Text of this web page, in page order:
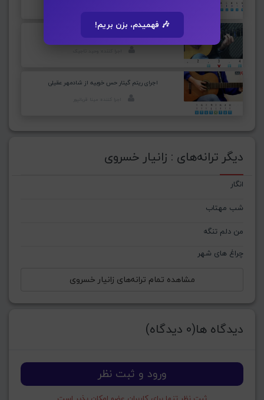
🎶 فهمیدم، بزن بریم!
اجرای ریتم گیتار حس خوبیه از شادمهر عقیلی
دیگر ترانه‌های : زانیار خسروی
انگار
شب مهتاب
من دلم تنگه
چراغ های شهر
مشاهده تمام ترانه‌های زانیار خسروی
دیدگاه ها(0 دیدگاه)
ورود و ثبت نظر